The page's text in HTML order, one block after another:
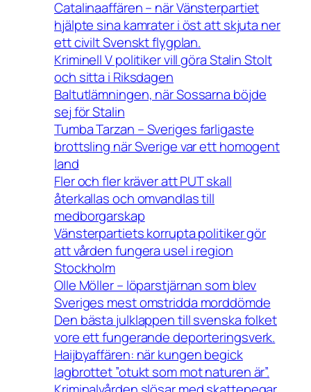
Catalinaaffären – när Vänsterpartiet
hjälpte sina kamrater i öst att skjuta ner
ett civilt Svenskt flygplan.
Kriminell V politiker vill göra Stalin Stolt
och sitta i Riksdagen
Baltutlämningen, när Sossarna böjde
sej för Stalin
Tumba Tarzan – Sveriges farligaste
brottsling när Sverige var ett homogent
land
Fler och fler kräver att PUT skall
återkallas och omvandlas till
medborgarskap
Vänsterpartiets korrupta politiker gör
att vården fungera usel i region
Stockholm
Olle Möller – löparstjärnan som blev
Sveriges mest omstridda morddömde
Den bästa julklappen till svenska folket
vore ett fungerande deporteringsverk.
Haijbyaffären: när kungen begick
lagbrottet ”otukt som mot naturen är”.